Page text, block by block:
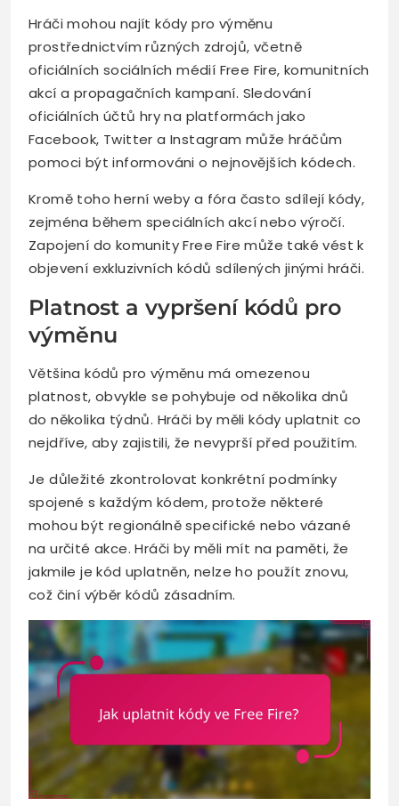
Hráči mohou najít kódy pro výměnu
prostřednictvím různých zdrojů, včetně
oficiálních sociálních médií Free Fire, komunitních
akcí a propagačních kampaní. Sledování
oficiálních účtů hry na platformách jako
Facebook, Twitter a Instagram může hráčům
pomoci být informováni o nejnovějších kódech.
Kromě toho herní weby a fóra často sdílejí kódy,
zejména během speciálních akcí nebo výročí.
Zapojení do komunity Free Fire může také vést k
objevení exkluzivních kódů sdílených jinými hráči.
Platnost a vypršení kódů pro
výměnu
Většina kódů pro výměnu má omezenou
platnost, obvykle se pohybuje od několika dnů
do několika týdnů. Hráči by měli kódy uplatnit co
nejdříve, aby zajistili, že nevyprší před použitím.
Je důležité zkontrolovat konkrétní podmínky
spojené s každým kódem, protože některé
mohou být regionálně specifické nebo vázané
na určité akce. Hráči by měli mít na paměti, že
jakmile je kód uplatněn, nelze ho použít znovu,
což činí výběr kódů zásadním.